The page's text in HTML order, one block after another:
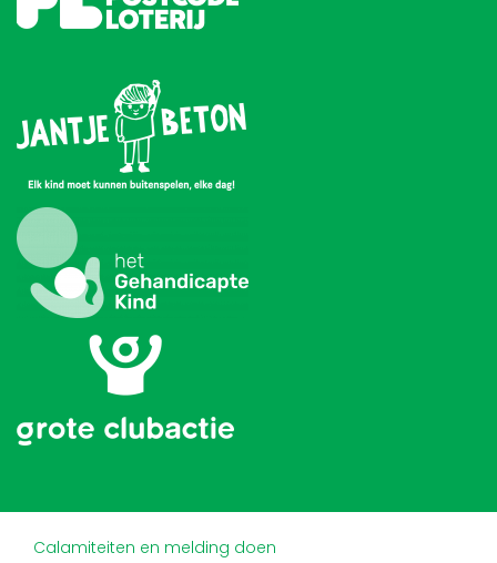
Calamiteiten en melding doen